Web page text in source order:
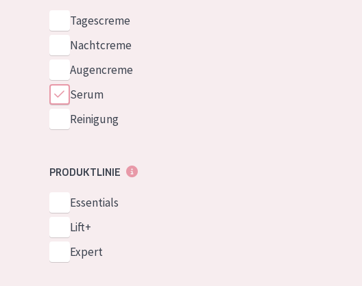
Tagescreme
Nachtcreme
Augencreme
Serum
Reinigung
PRODUKTLINIE
Essentials
Lift+
Expert